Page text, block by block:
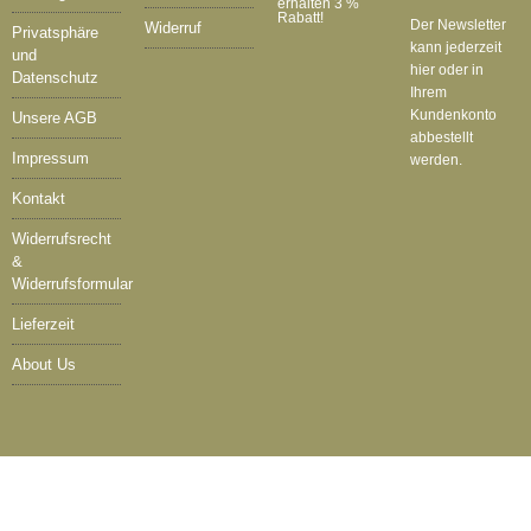
Privatsphäre
und
Datenschutz
Unsere AGB
Impressum
Kontakt
Widerrufsrecht
&
Widerrufsformular
Lieferzeit
About Us
Widerruf
erhalten 3 %
Rabatt!
Der Newsletter
kann jederzeit
hier oder in
Ihrem
Kundenkonto
abbestellt
werden.